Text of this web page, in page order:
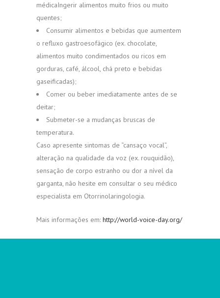
médicaIngerir alimentos muito frios ou muito
quentes;
Consumir alimentos e bebidas que aumentem
o refluxo gastroesofágico (ex. chocolate,
alimentos muito condimentados ou ricos em
gorduras, café, álcool, chá preto e bebidas
gaseificadas);
Comer ou beber imediatamente antes de se
deitar;
Submeter-se a mudanças bruscas de
temperatura.
Caso apresente sintomas de “cansaço vocal”,
alteração na qualidade da voz (ex. rouquidão),
sensação de corpo estranho ou dor a nível da
garganta, não hesite em consultar o seu médico
especialista em Otorrinolaringologia.
Mais informações em: http://world-voice-day.org/